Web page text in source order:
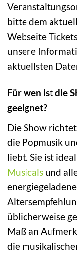
bitte dem
Webseite
unsere
aktuellsten
Für wen ist die
geeignet?
Die Show
die Popmusik
liebt. Sie ist
Musicals und
üblicherweise
Maß an
die